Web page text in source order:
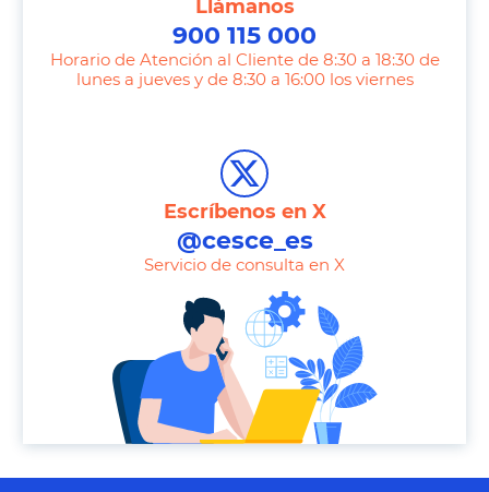
Llámanos
900 115 000
Horario de Atención al Cliente de 8:30 a 18:30 de
lunes a jueves y de 8:30 a 16:00 los viernes
Escríbenos en X
@cesce_es
Servicio de consulta en X